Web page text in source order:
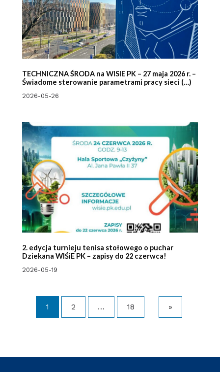
TECHNICZNA ŚRODA na WISIE PK – 27 maja 2026 r. –
Świadome sterowanie parametrami pracy sieci (…)
2026-05-26
2. edycja turnieju tenisa stołowego o puchar
Dziekana WIŚiE PK – zapisy do 22 czerwca!
2026-05-19
1 2 … 18 »